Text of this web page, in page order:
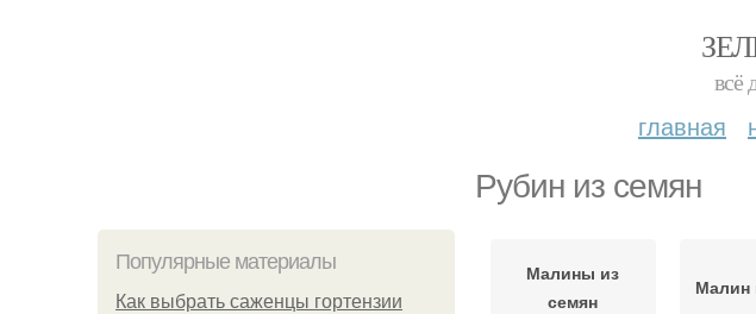
всё
главная
Рубин из семян
Популярные материалы
Как выбрать саженцы гортензии
Малины из
семян
Малин